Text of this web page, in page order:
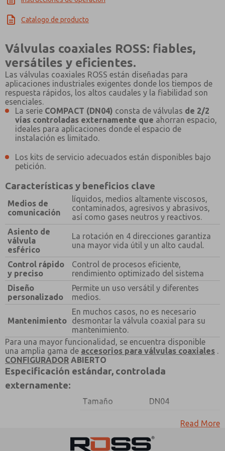
Catalogo de producto
Válvulas coaxiales ROSS: fiables,
versátiles y eficientes.
Las válvulas coaxiales ROSS están diseñadas para
aplicaciones industriales exigentes donde los tiempos de
respuesta rápidos, los altos caudales y la fiabilidad son
esenciales.
La serie COMPACT (DN04) consta de válvulas de 2/2
vías controladas externamente que ahorran espacio,
ideales para aplicaciones donde el espacio de
instalación es limitado.
Los kits de servicio adecuados están disponibles bajo
petición.
Características y beneficios clave
Medios de
comunicación
líquidos, medios altamente viscosos,
contaminados, agresivos y abrasivos,
así como gases neutros y reactivos.
Asiento de
válvula
esférico
La rotación en 4 direcciones garantiza
una mayor vida útil y un alto caudal.
Control rápido
y preciso
Control de procesos eficiente,
rendimiento optimizado del sistema
Diseño
personalizado
Permite un uso versátil y diferentes
medios.
Mantenimiento
En muchos casos, no es necesario
desmontar la válvula coaxial para su
mantenimiento.
Para una mayor funcionalidad, se encuentra disponible
una amplia gama de accesorios para válvulas coaxiales .
CONFIGURADOR ABIERTO
Especificación estándar, controlada
externamente:
Tamaño DN04
construcción
tubo de control
de válvula
Read More
¿Método de Contacto Preferido?
Correo Electrónico
Teléfono
Envíenme actualizaciones periódicas sobre
características, capacidades del producto y más.
*Sí, he leído la política de privacidad y acepto que los
datos que proporcione se recopilarán y almacenarán
electrónicamente. Mis datos se utilizan únicamente
con fines estrictamente destinados a procesar y
responder a mi solicitud. Al enviar el formulario de
contacto, acepto el procesamiento.